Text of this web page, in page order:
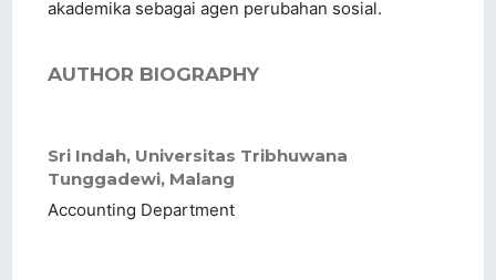
akademika sebagai agen perubahan sosial.
AUTHOR BIOGRAPHY
Sri Indah, Universitas Tribhuwana
Tunggadewi, Malang
Accounting Department